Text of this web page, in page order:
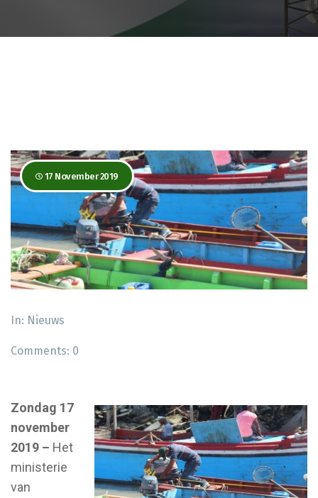
17 November 2019
In: Nieuws
Comments: 0
Zondag 17
november
2019 – Het
ministerie
van